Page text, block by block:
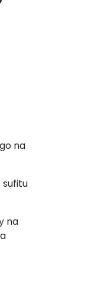
na
sufitu
na